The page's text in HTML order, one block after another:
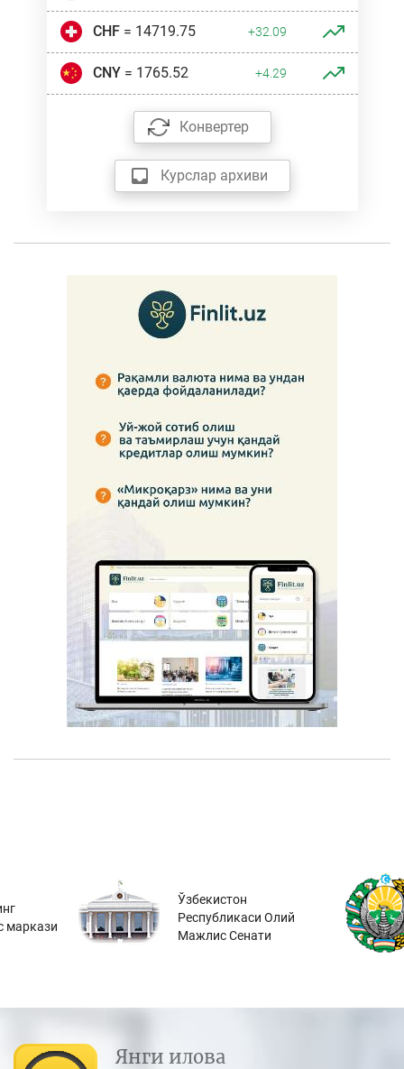
CHF= 14719.75 +32.09
CNY= 1765.52 +4.29
Конвертер
Курслар архиви
маркази
Ўзбекистон
Республикаси Олий
Мажлис Сенати
Янги илова